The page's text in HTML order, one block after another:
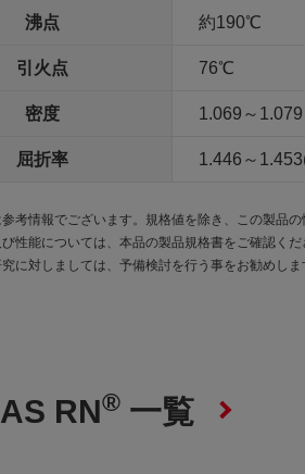
沸点 約190℃
引火点 76℃
密度 1.069～
屈折率 1.446～
参考情報でございます。規格値を除き、この製品
性能については、本品の製品規格書をご確認くだ
に対しましては、予備検討を行う事をお勧めしま
RN® 一覧